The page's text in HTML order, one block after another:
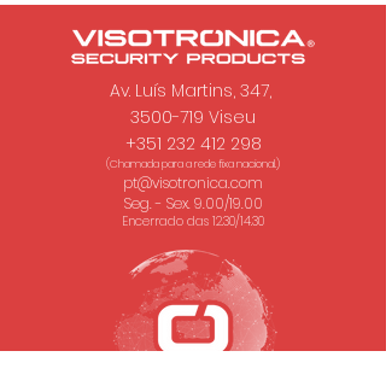
Av. Luís Martins, 347,
3500-719 Viseu
+351 232 412 298
(Chamada para a rede fixa nacional.)
pt@visotronica.com
Seg. - Sex. 9.00/19.00
Encerrado das 12.30/14.30